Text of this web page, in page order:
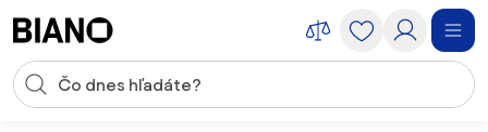
Vstup pre vyhľadávanie